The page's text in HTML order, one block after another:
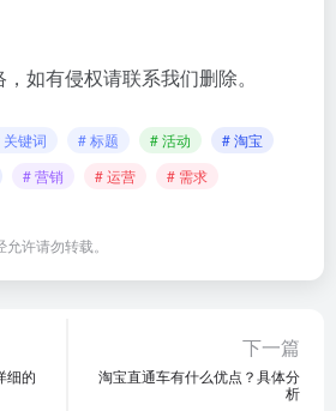
如有侵权请联系我们删除。
关键词 # 标题 # 活动
# 淘宝
# 营销 # 运营 # 需求
许请勿转载。
细的
下一篇
淘宝直通车有什么优点？具体分
析